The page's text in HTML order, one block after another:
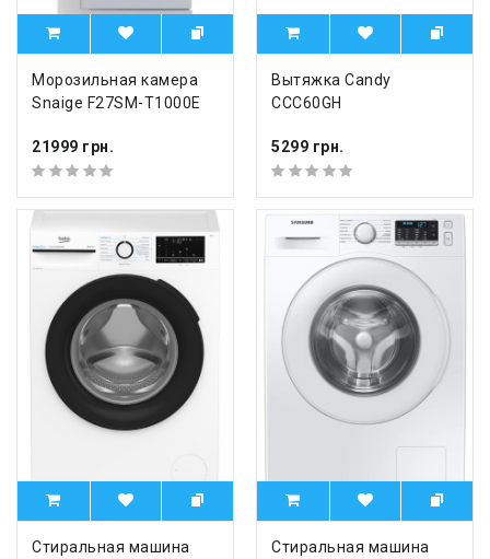
Морозильная камера
Snaige F27SM-T1000E
21999 грн.
Вытяжка Candy
CCC60GH
5299 грн.
Стиральная машина
Стиральная машина